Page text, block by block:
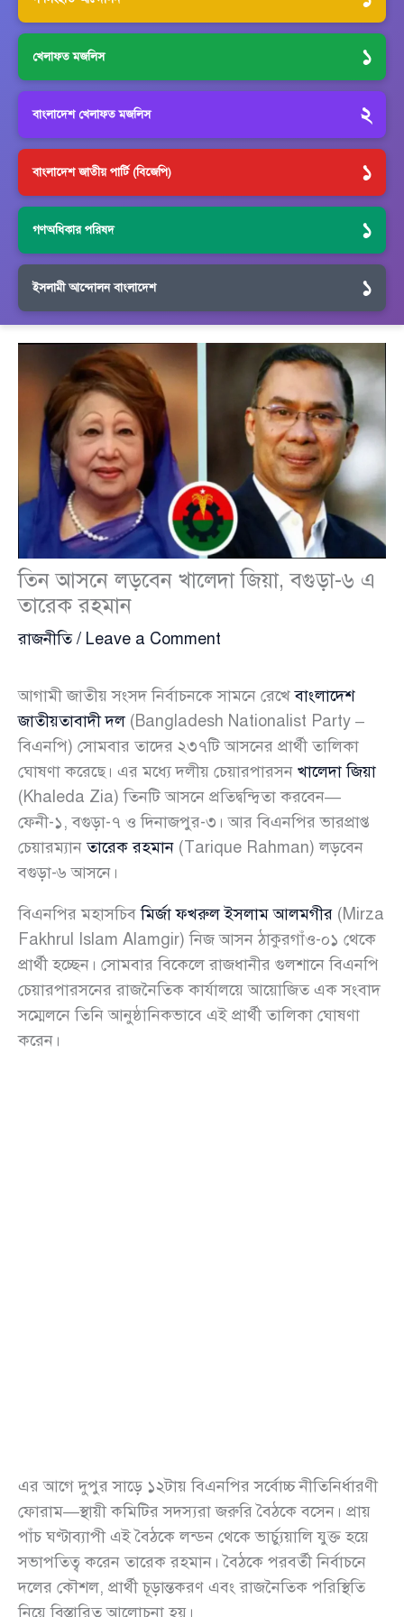
খেলাফত মজলিস ১
বাংলাদেশ খেলাফত মজলিস ২
বাংলাদেশ জাতীয় পার্টি (বিজেপি) ১
গণঅধিকার পরিষদ ১
ইসলামী আন্দোলন বাংলাদেশ ১
তিন আসনে লড়বেন খালেদা জিয়া, বগুড়া-৬ এ
তারেক রহমান
রাজনীতি/ Leave a Comment
আগামী জাতীয় সংসদ নির্বাচনকে সামনে রেখেবাংলাদেশ
জাতীয়তাবাদী দল(Bangladesh Nationalist Party –
বিএনপি) সোমবার তাদের ২৩৭টি আসনের প্রার্থী তালিকা
ঘোষণা করেছে। এর মধ্যে দলীয় চেয়ারপারসন খালেদা জিয়া
(Khaleda Zia) তিনটি আসনে প্রতিদ্বন্দ্বিতা করবেন—
ফেনী-১, বগুড়া-৭ ও দিনাজপুর-৩। আর বিএনপির ভারপ্রাপ্ত
চেয়ারম্যানতারেক রহমান (Tarique Rahman) লড়বেন
বগুড়া-৬ আসনে।
বিএনপির মহাসচিবমির্জা ফখরুল ইসলাম আলমগীর (Mirza
Fakhrul Islam Alamgir) নিজ আসন ঠাকুরগাঁও-০১ থেকে
প্রার্থী হচ্ছেন। সোমবার বিকেলে রাজধানীর গুলশানে বিএনপি
চেয়ারপারসনের রাজনৈতিক কার্যালয়ে আয়োজিত এক সংবাদ
সম্মেলনে তিনি আনুষ্ঠানিকভাবে এই প্রার্থী তালিকা ঘোষণা
করেন।
এর আগে দুপুর সাড়ে ১২টায় বিএনপির সর্বোচ্চ নীতিনির্ধারণী
ফোরাম—স্থায়ী কমিটির সদস্যরা জরুরি বৈঠকে বসেন। প্রায়
পাঁচ ঘণ্টাব্যাপী এই বৈঠকে লন্ডন থেকে ভার্চ্যুয়ালি যুক্ত হয়ে
সভাপতিত্ব করেন তারেক রহমান। বৈঠকে পরবর্তী নির্বাচনে
দলের কৌশল, প্রার্থী চূড়ান্তকরণ এবং রাজনৈতিক পরিস্থিতি
নিয়ে বিস্তারিত আলোচনা হয়।